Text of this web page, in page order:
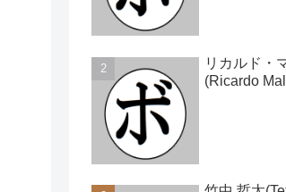
リカルド・
(Ricardo